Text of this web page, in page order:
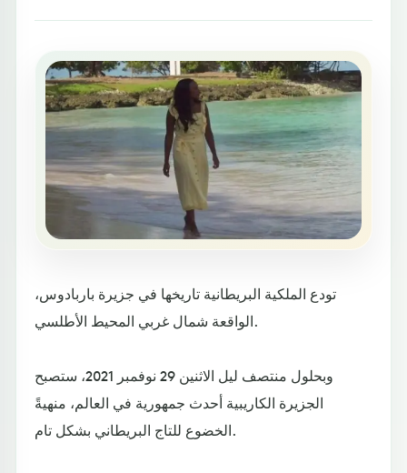
تودع الملكية البريطانية تاريخها في جزيرة باربادوس،
الواقعة شمال غربي المحيط الأطلسي.
وبحلول منتصف ليل الاثنين 29 نوفمبر 2021، ستصبح
الجزيرة الكاريبية أحدث جمهورية في العالم، منهيةً
الخضوع للتاج البريطاني بشكل تام.